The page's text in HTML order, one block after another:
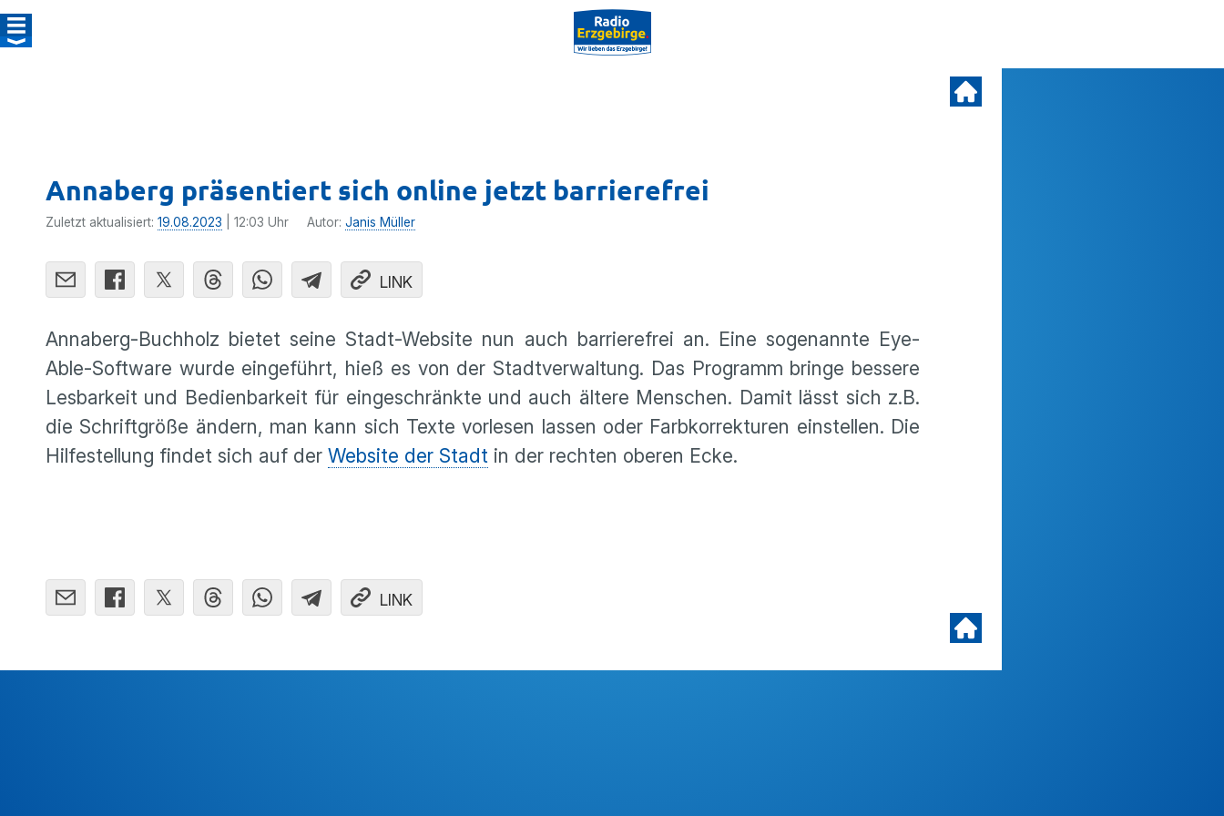
Annaberg präsentiert sich online jetzt barrierefrei
Zuletzt aktualisiert: 19.08.2023 | 12:03 Uhr Autor: Janis Müller
LINK
Annaberg-Buchholz bietet seine Stadt-Website nun auch barrierefrei an. Eine sogenannte Eye-
Able-Software wurde eingeführt, hieß es von der Stadtverwaltung. Das Programm bringe bessere
Lesbarkeit und Bedienbarkeit für eingeschränkte und auch ältere Menschen. Damit lässt sich z.B.
die Schriftgröße ändern, man kann sich Texte vorlesen lassen oder Farbkorrekturen einstellen. Die
Hilfestellung findet sich auf der Website der Stadt in der rechten oberen Ecke.
LINK